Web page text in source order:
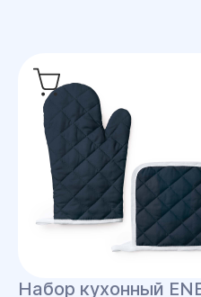
Набор кухонный